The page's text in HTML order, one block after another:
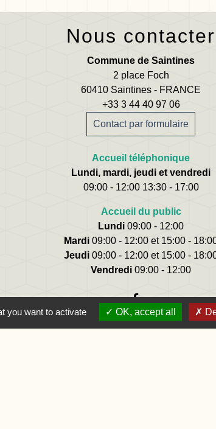
Nous contacter
Commune de Saintines
2 place Foch
60410 Saintines - FRANCE
+33 3 44 40 97 06
Contact par formulaire
Accueil téléphonique
Lundi, mardi, jeudi et vendredi
09:00 - 12:00 13:30 - 17:00
Accueil du public
Lundi09:00 - 12:00
Mardi09:00 - 12:00 et 15:00 -
Jeudi09:00 - 12:00 et 15:00 -
Vendredi09:00 - 12:00
you want to activate OK, accept all